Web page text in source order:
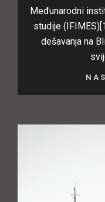
Međunarodni
studije
dešavanja na